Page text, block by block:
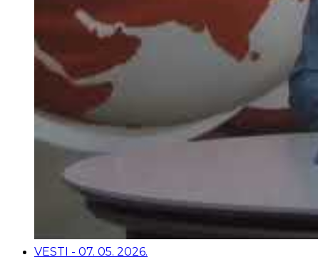
VESTI - 07. 05. 2026.